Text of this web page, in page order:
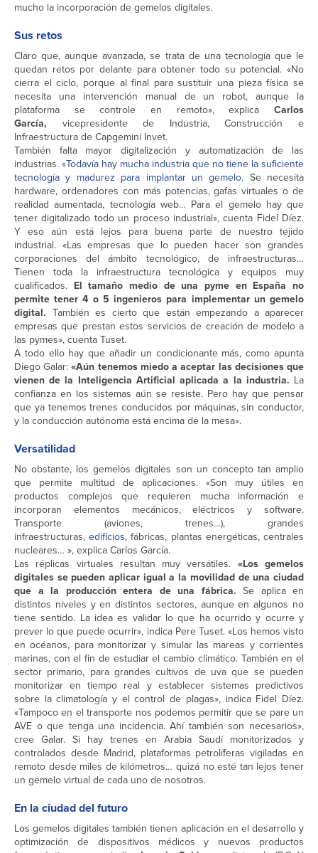
mucho la incorporación de gemelos digitales.
Sus retos
Claro que, aunque avanzada, se trata de una tecnología que le
quedan retos por delante para obtener todo su potencial. «No
cierra el ciclo, porque al final para sustituir una pieza física se
necesita una intervención manual de un robot, aunque la
plataforma se controle en remoto», explica Carlos
García, vicepresidente de Industria, Construcción e
Infraestructura de Capgemini Invet.
También falta mayor digitalización y automatización de las
industrias. «Todavía hay mucha industria que no tiene la suficiente
tecnología y madurez para implantar un gemelo. Se necesita
hardware, ordenadores con más potencias, gafas virtuales o de
realidad aumentada, tecnología web… Para el gemelo hay que
tener digitalizado todo un proceso industrial», cuenta Fidel Díez.
Y eso aún está lejos para buena parte de nuestro tejido
industrial. «Las empresas que lo pueden hacer son grandes
corporaciones del ámbito tecnológico, de infraestructuras…
Tienen toda la infraestructura tecnológica y equipos muy
cualificados. El tamaño medio de una pyme en España no
permite tener 4 o 5 ingenieros para implementar un gemelo
digital. También es cierto que están empezando a aparecer
empresas que prestan estos servicios de creación de modelo a
las pymes», cuenta Tuset.
A todo ello hay que añadir un condicionante más, como apunta
Diego Galar:«Aún tenemos miedo a aceptar las decisiones que
vienen de la Inteligencia Artificial aplicada a la industria. La
confianza en los sistemas aún se resiste. Pero hay que pensar
que ya tenemos trenes conducidos por máquinas, sin conductor,
y la conducción autónoma está encima de la mesa».
Versatilidad
No obstante, los gemelos digitales son un concepto tan amplio
que permite multitud de aplicaciones. «Son muy útiles en
productos complejos que requieren mucha información e
incorporan elementos mecánicos, eléctricos y software.
Transporte (aviones, trenes…), grandes
infraestructuras,edificios, fábricas, plantas energéticas, centrales
nucleares… », explica Carlos García.
Las réplicas virtuales resultan muy versátiles. «Los gemelos
digitales se pueden aplicar igual a la movilidad de una ciudad
que a la producción entera de una fábrica. Se aplica en
distintos niveles y en distintos sectores, aunque en algunos no
tiene sentido. La idea es validar lo que ha ocurrido y ocurre y
prever lo que puede ocurrir», indica Pere Tuset. «Los hemos visto
en océanos, para monitorizar y simular las mareas y corrientes
marinas, con el fin de estudiar el cambio climático. También en el
sector primario, para grandes cultivos de uva que se pueden
monitorizar en tiempo real y establecer sistemas predictivos
sobre la climatología y el control de plagas», indica Fidel Díez.
«Tampoco en el transporte nos podemos permitir que se pare un
AVE o que tenga una incidencia. Ahí también son necesarios»,
cree Galar. Si hay trenes en Arabia Saudí monitorizados y
controlados desde Madrid, plataformas petrolíferas vigiladas en
remoto desde miles de kilómetros… quizá no esté tan lejos tener
un gemelo virtual de cada uno de nosotros.
En la ciudad del futuro
Los gemelos digitales también tienen aplicación en el desarrollo y
optimización de dispositivos médicos y nuevos productos